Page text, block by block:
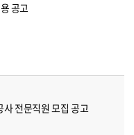
공고
전문직원 모집 공고